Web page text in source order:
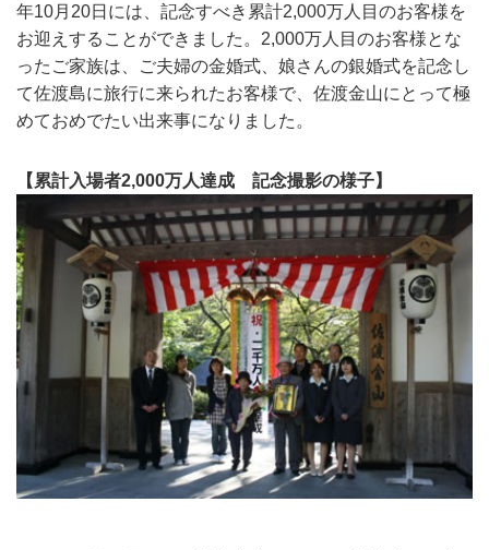
年10月20日には、記念すべき累計2,000万人目のお客様を
お迎えすることができました。2,000万人目のお客様とな
ったご家族は、ご夫婦の金婚式、娘さんの銀婚式を記念し
て佐渡島に旅行に来られたお客様で、佐渡金山にとって極
めておめでたい出来事になりました。
【累計入場者2,000万人達成 記念撮影の様子】